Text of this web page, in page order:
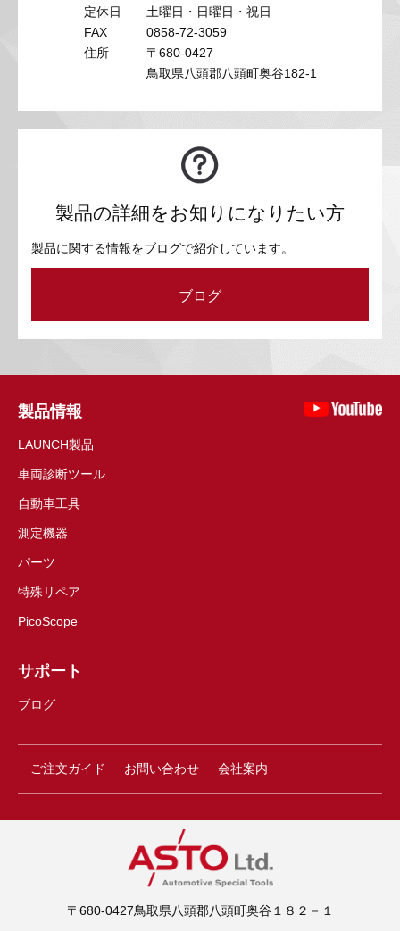
定休日
土曜日・日曜日・祝日
FAX
0858-72-3059
住所
〒680-0427
鳥取県八頭郡八頭町奥谷182-1
製品の詳細をお知りになりたい方
製品に関する情報をブログで紹介しています。
ブログ
製品情報
LAUNCH製品
車両診断ツール
自動車工具
測定機器
パーツ
特殊リペア
PicoScope
サポート
ブログ
ご注文ガイド お問い合わせ 会社案内
〒680-0427鳥取県八頭郡八頭町奥谷１８２－１